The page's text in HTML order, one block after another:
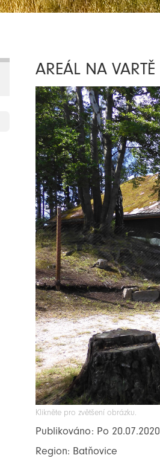
AREÁL NA VARTĚ
Klikněte pro zvětšení obrázku.
Publikováno: Po 20.07.2020
Region: Batňovice